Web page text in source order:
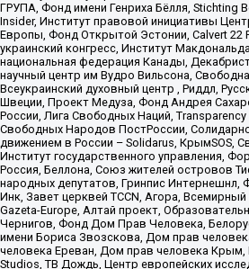
ГРУПА, Фонд имени Генриха Бёлля, Stichting
Insider, Институт правовой инициативы
Европы, Фонд Открытой Эстонии, Calvert 22
украинский конгресс, Институт
национальная федерация Канады,
научный центр им Вудро Вильсона,
Всеукраинский духовный центр , Риддл,
Швеции, Проект Медуза, Фонд Андрея
России, Лига Свободных Наций,
Свободных Народов ПостРоссии,
движением в России – Solidarus, КрымSOS,
Институт государственного управления,
Россия, Беллона, Союз жителей островов
народных депутатов, Гринпис Интернешнл,
Инк, Завет церквей TCCN, Агора,
Gazeta-Europe, Алтай проект,
Чернигов, Фонд Дом Прав Человека,
имени Бориса Звозскова, Дом прав
человека Ереван, Дом прав человека Крым,
Studios, ТВ Дождь, Центр европейских